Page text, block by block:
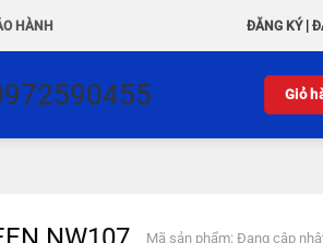
HÀNH ĐĂNG KÝ|
Giỏ
Mã sản phẩm: Đang cập